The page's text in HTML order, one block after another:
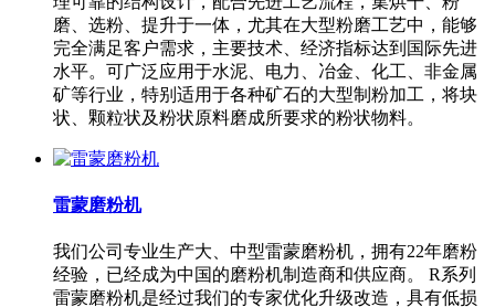
磨、选粉、提升于一体，尤其在大型粉磨工艺中，能够
完全满足客户需求，主要技术、经济指标达到国际先进
水平。可广泛应用于水泥、电力、冶金、化工、非金属
矿等行业，特别适用于各种矿石的大型制粉加工，将块
状、颗粒状及粉状原料磨成所要求的粉状物料。
雷蒙磨粉机
我们公司专业生产大、中型雷蒙磨粉机，拥有22年磨粉
经验，已经成为中国的磨粉机制造商和供应商。 R系列
雷蒙磨粉机是经过我们的专家优化升级改造，具有低损